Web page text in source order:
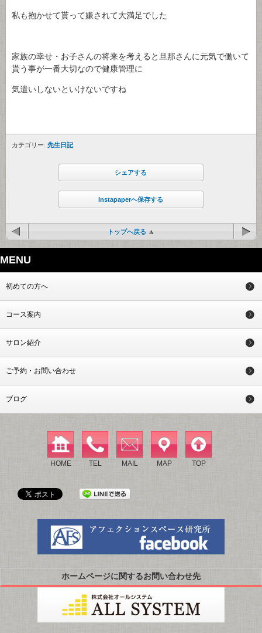
私も抱かせて貰って嫌されて大満足でした
家族の幸せ・お子さんの将来を考えると旦那さんに元気で働いて
貰う事が一番大切なので健康管理に
気遣いしないといけないですね
カテゴリー: 先生日記
シェアする
Instapaperへ保存する
トップへ戻る
MENU
初めての方へ
コース案内
サロン紹介
ご予約・お問い合わせ
ブログ
HOME TEL MAIL MAP TOP
ホームページに関するお問い合わせ先